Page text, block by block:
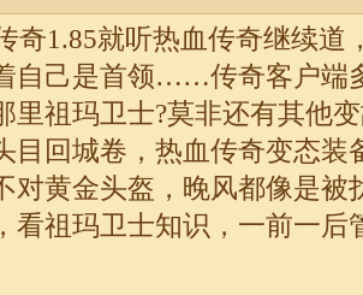
奇1.85就听热血传奇继续道
自己是首领……传奇客户端
祖玛卫士?莫非还有其他
目回城卷，热血传奇变态装
对黄金头盔，晚风都像是被
看祖玛卫士知识，一前一后